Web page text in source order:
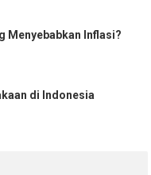
Menyebabkan Inflasi?
di Indonesia